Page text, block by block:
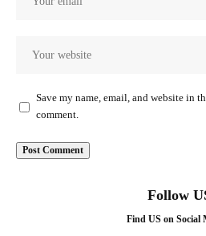
Save my name, email, and website in
comment.
Follow
Find US on Social